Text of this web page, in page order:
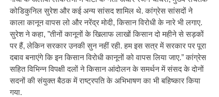
कोडिकुनिल सुरेश और कई अन्य सांसद शामिल थे. कांग्रेस सांसदों ने
काला कानून वापस लो और नरेंद्र मोदी, किसान विरोधी के नारे भी लगाए.
सुरेश ने कहा, ”तीनों कानूनों के खिलाफ लाखों किसान दो महीने से सड़कों
पर हैं, लेकिन सरकार उनकी सुन नहीं रही. हम इस सत्र में सरकार पर पूरा
दबाव बनाएंगे कि इन किसान विरोधी कानूनों को वापस लिया जाए.” कांग्रेस
सहित विभिन्न विपक्षी दलों ने किसान आंदोलन के समर्थन में संसद के दोनों
सदनों की संयुक्त बैठक में राष्ट्रपति के अभिभाषण का भी बहिष्कार किया
गया.